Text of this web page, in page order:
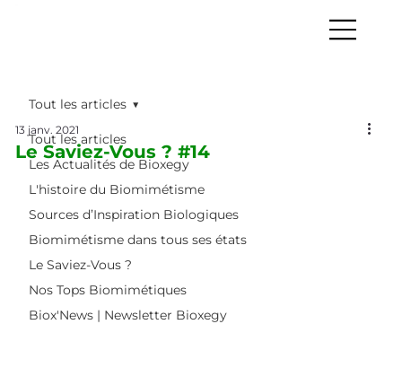
Tout les articles
Les Actualités de Bioxegy
L'histoire du Biomimétisme
Sources d’Inspiration Biologiques
Biomimétisme dans tous ses états
Le Saviez-Vous ?
Nos Tops Biomimétiques
Biox'News | Newsletter Bioxegy
Tout les articles
Le Saviez-Vous ? #14
13 janv. 2021